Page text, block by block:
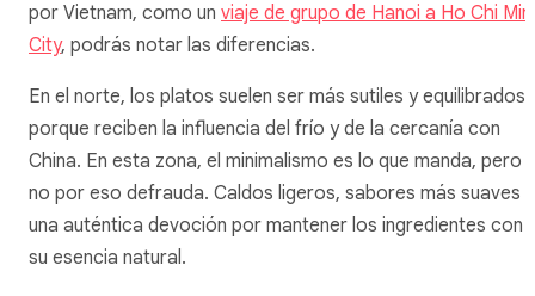
por Vietnam, como un viaje de grupo de Hanoi a Ho Chi
City, podrás notar las diferencias.
En el norte, los platos suelen ser más sutiles y equilibrados,
porque reciben la influencia del frío y de la cercanía con
China. En esta zona, el minimalismo es lo que manda, pero
no por eso defrauda. Caldos ligeros, sabores más suaves y
una auténtica devoción por mantener los ingredientes con
su esencia natural.